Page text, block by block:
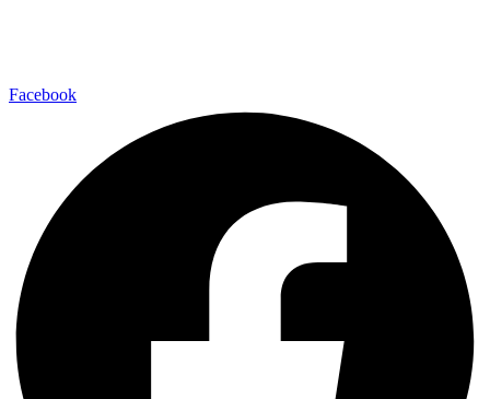
Facebook